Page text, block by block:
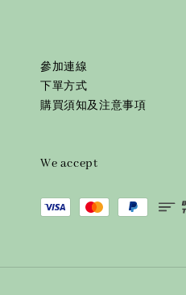
參加連線
下單方式
購買須知及注意事項
We accept